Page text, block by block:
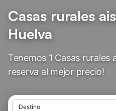
Casas rurales
Huelva
Tenemos 1 Casas rurales
reserva al mejor precio!
Destino